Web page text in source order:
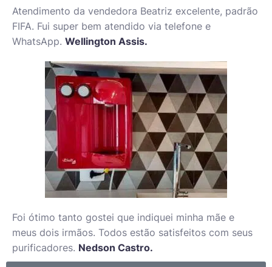
Atendimento da vendedora Beatriz excelente, padrão
FIFA. Fui super bem atendido via telefone e
WhatsApp. Wellington Assis.
Foi ótimo tanto gostei que indiquei minha mãe e
meus dois irmãos. Todos estão satisfeitos com seus
purificadores. Nedson Castro.